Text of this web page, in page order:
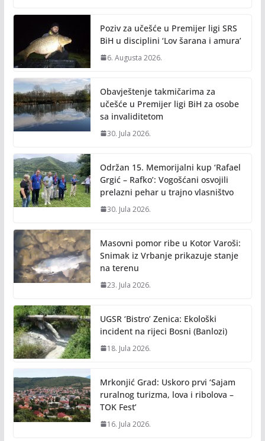
o
k
n
k
Poziv za učešće u Premijer ligi SRS
BiH u disciplini ‘Lov šarana i amura’
6. Augusta 2026.
Obavještenje takmičarima za
učešće u Premijer ligi BiH za osobe
sa invaliditetom
30. Jula 2026.
Održan 15. Memorijalni kup ‘Rafael
Grgić – Rafko’: Vogošćani osvojili
prelazni pehar u trajno vlasništvo
30. Jula 2026.
Masovni pomor ribe u Kotor Varoši:
Snimak iz Vrbanje prikazuje stanje
na terenu
23. Jula 2026.
UGSR ‘Bistro’ Zenica: Ekološki
incident na rijeci Bosni (Banlozi)
18. Jula 2026.
Mrkonjić Grad: Uskoro prvi ‘Sajam
ruralnog turizma, lova i ribolova –
TOK Fest’
16. Jula 2026.